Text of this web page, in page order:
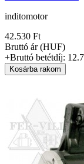
inditomotor
42.530 Ft
Bruttó ár (HUF)
+Bruttó betétdíj: